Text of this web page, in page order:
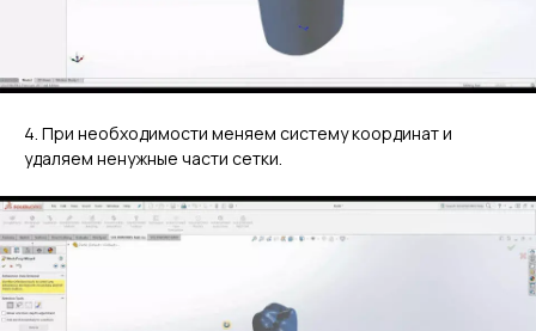
4. При необходимости меняем систему координат и
удаляем ненужные части сетки.